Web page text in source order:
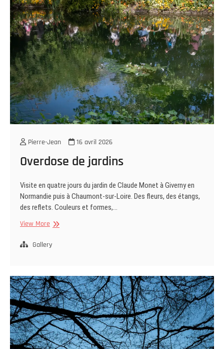
Pierre-Jean 16 avril 2026
Overdose de jardins
Visite en quatre jours du jardin de Claude Monet à Giverny en
Normandie puis à Chaumont-sur-Loire. Des fleurs, des étangs,
des reflets. Couleurs et formes,…
View More Overdose
jardins
Gallery